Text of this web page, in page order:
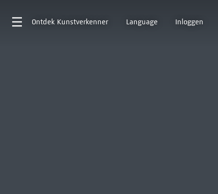
Ontdek Kunstverkenner Language Inloggen